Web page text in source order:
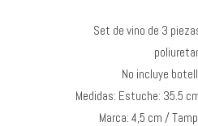
Set de vino de 3
No incluye
Medidas: Estuche: 35.5
Marca: 4,5 cm /